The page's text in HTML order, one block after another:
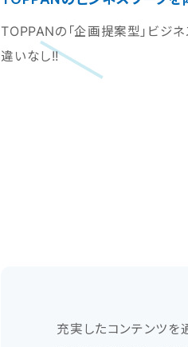
TOPPANの「企画提案型」ビジ
違いなし!!
充実したコンテンツを